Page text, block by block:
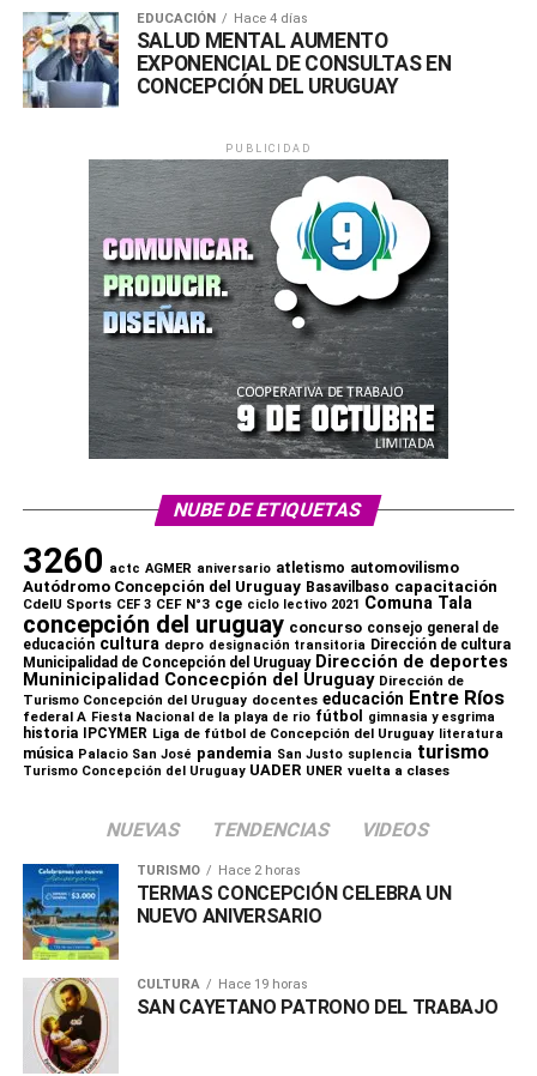
Comparte esto:
Facebook WhatsApp Imprimir
X
EDUCACIÓN Hace 4 días
SALUD MENTAL AUMENTO
EXPONENCIAL DE CONSULTAS EN
CONCEPCIÓN DEL URUGUAY
PUBLICIDAD
NUBE DE ETIQUETAS
3260 actc AGMER aniversario atletismo automovilismo
Autódromo Concepción del Uruguay Basavilbaso capacitación
CdelU Sports CEF 3 CEF N°3 cge ciclo lectivo 2021 Comuna Tala
concepción del uruguay concurso consejo general de
educación cultura depro designación transitoria Dirección de cultura
Municipalidad de Concepción del Uruguay Dirección de deportes
Muninicipalidad Concecpión del Uruguay Dirección de
Turismo Concepción del Uruguay docentes educación Entre Ríos
federal A Fiesta Nacional de la playa de rio fútbol gimnasia y esgrima
historia IPCYMER Liga de fútbol de Concepción del Uruguay literatura
música Palacio San José pandemia San Justo suplencia turismo
Turismo Concepción del Uruguay UADER UNER vuelta a clases
NUEVAS TENDENCIAS VIDEOS
TURISMO Hace 2 horas
TERMAS CONCEPCIÓN CELEBRA UN
NUEVO ANIVERSARIO
CULTURA Hace 19 horas
SAN CAYETANO PATRONO DEL TRABAJO